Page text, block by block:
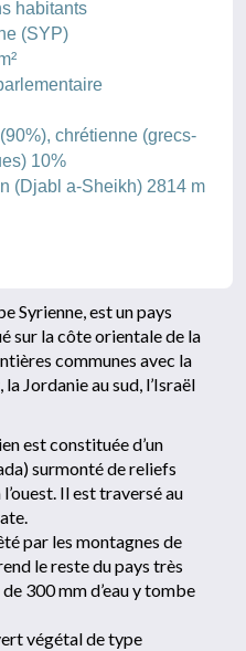
habitants
(SYP)
chrétienne (grecs-
10%
(Djabl a-Sheikh) 2814 m
Syrienne, est un pays
sur la côte orientale de la
communes avec la
la Jordanie au sud, l’Israël
est constituée d’un
surmonté de reliefs
Il est traversé au
par les montagnes de
le reste du pays très
300 mm d’eau y tombe
végétal de type